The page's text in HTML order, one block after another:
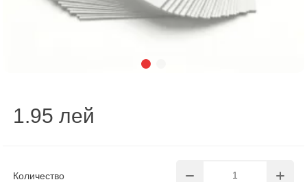
Количество
1.95 лей